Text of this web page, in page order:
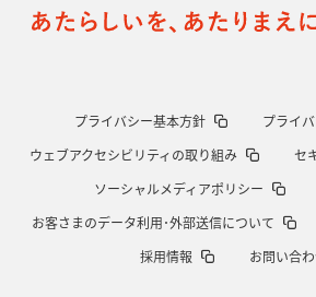
プライバシー基本方針
プライ
ウェブアクセシビリティの取り組み
セ
ソーシャルメディアポリシー
お客さまのデータ利用･外部送信について
採用情報
お問い合